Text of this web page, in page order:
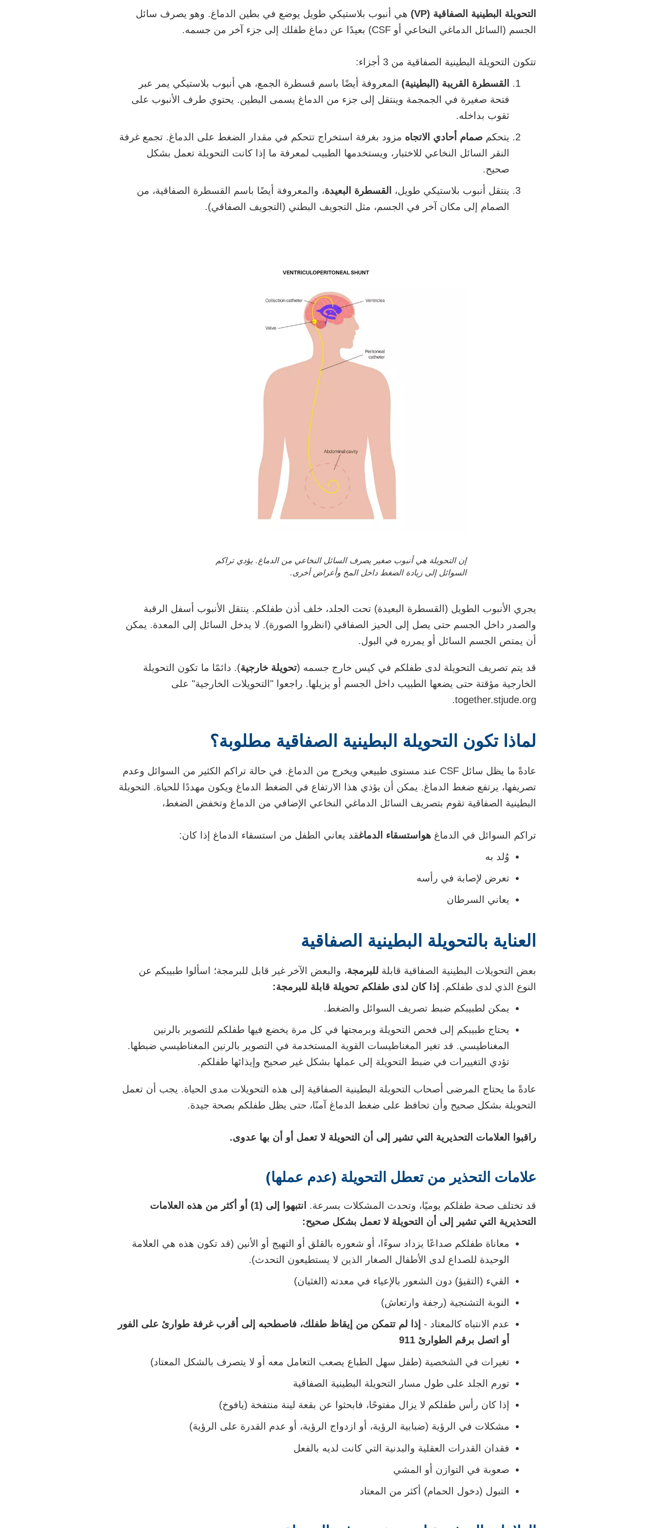
التحويلة البطينية الصفاقية (VP)
هي أنبوب بلاستيكي طويل يوضع في بطين الدماغ. وهو يصرف سائل
الجسم (السائل الدماغي النخاعي أو CSF) بعيدًا عن دماغ طفلك إلى جزء آخر من جسمه.
تتكون التحويلة البطينية الصفاقية من 3 أجزاء:
القسطرة القريبة (البطينية) المعروفة أيضًا باسم قسطرة الجمع، هي أنبوب بلاستيكي يمر عبر
فتحة صغيرة في الجمجمة وينتقل إلى جزء من الدماغ يسمى البطين. يحتوي طرف الأنبوب على
ثقوب بداخله.
يتحكم صمام أحادي الاتجاه مزود بغرفة استخراج تتحكم في مقدار الضغط على الدماغ. تجمع غرفة
النقر السائل النخاعي للاختبار، ويستخدمها الطبيب لمعرفة ما إذا كانت التحويلة تعمل بشكل
صحيح.
ينتقل أنبوب بلاستيكي طويل، القسطرة البعيدة، والمعروفة أيضًا باسم القسطرة الصفاقية، من
الصمام إلى مكان آخر في الجسم، مثل التجويف البطني (التجويف الصفاقي).
إن التحويلة هي أنبوب صغير يصرف السائل النخاعي من الدماغ. يؤدي تراكم
السوائل إلى زيادة الضغط داخل المخ وأعراض أخرى.
يجري الأنبوب الطويل (القسطرة البعيدة) تحت الجلد، خلف أذن طفلكم. ينتقل الأنبوب أسفل الرقبة
والصدر داخل الجسم حتى يصل إلى الحيز الصفاقي (انظروا الصورة). لا يدخل السائل إلى المعدة. يمكن
أن يمتص الجسم السائل أو يمرره في البول.
قد يتم تصريف التحويلة لدى طفلكم في كيس خارج جسمه (تحويلة خارجية). دائمًا ما تكون التحويلة
الخارجية مؤقتة حتى يضعها الطبيب داخل الجسم أو يزيلها. راجعوا "التحويلات الخارجية" على
together.stjude.org.
لماذا تكون التحويلة البطينية الصفاقية مطلوبة؟
عادةً ما يظل سائل CSF عند مستوى طبيعي ويخرج من الدماغ. في حالة تراكم الكثير من السوائل وعدم
تصريفها، يرتفع ضغط الدماغ. يمكن أن يؤذي هذا الارتفاع في الضغط الدماغ ويكون مهددًا للحياة. التحويلة
البطينية الصفاقية تقوم بتصريف السائل الدماغي النخاعي الإضافي من الدماغ وتخفض الضغط،
تراكم السوائل في الدماغ هو استسقاء الدماغقد يعاني الطفل من استسقاء الدماغ إذا كان:
وُلد به
تعرض لإصابة في رأسه
يعاني السرطان
العناية بالتحويلة البطينية الصفاقية
بعض التحويلات البطينية الصفاقية قابلة للبرمجة، والبعض الآخر غير قابل للبرمجة؛ اسألوا طبيبكم عن
النوع الذي لدى طفلكم. إذا كان لدى طفلكم تحويلة قابلة للبرمجة:
يمكن لطبيبكم ضبط تصريف السوائل والضغط.
يحتاج طبيبكم إلى فحص التحويلة وبرمجتها في كل مرة يخضع فيها طفلكم للتصوير بالرنين
المغناطيسي. قد تغير المغناطيسات القوية المستخدمة في التصوير بالرنين المغناطيسي ضبطها.
تؤدي التغييرات في ضبط التحويلة إلى عملها بشكل غير صحيح وإيذائها طفلكم.
عادةً ما يحتاج المرضى أصحاب التحويلة البطينية الصفاقية إلى هذه التحويلات مدى الحياة. يجب أن تعمل
التحويلة بشكل صحيح وأن تحافظ على ضغط الدماغ آمنًا، حتى يظل طفلكم بصحة جيدة.
راقبوا العلامات التحذيرية التي تشير إلى أن التحويلة لا تعمل أو أن بها عدوى.
علامات التحذير من تعطل التحويلة (عدم عملها)
قد تختلف صحة طفلكم يوميًا، وتحدث المشكلات بسرعة.
انتبهوا إلى (1) أو أكثر من هذه العلامات
التحذيرية التي تشير إلى أن التحويلة لا تعمل بشكل صحيح:
معاناة طفلكم صداعًا يزداد سوءًا، أو شعوره بالقلق أو التهيج أو الأنين (قد تكون هذه هي العلامة
الوحيدة للصداع لدى الأطفال الصغار الذين لا يستطيعون التحدث).
القيء (التقيؤ) دون الشعور بالإعياء في معدته (الغثيان)
النوبة التشنجية (رجفة وارتعاش)
عدم الانتباه كالمعتاد - إذا لم تتمكن من إيقاظ طفلك، فاصطحبه إلى أقرب غرفة طوارئ على الفور
أو اتصل برقم الطوارئ 911
تغيرات في الشخصية (طفل سهل الطباع يصعب التعامل معه أو لا يتصرف بالشكل المعتاد)
تورم الجلد على طول مسار التحويلة البطينية الصفاقية
إذا كان رأس طفلكم لا يزال مفتوحًا، فابحثوا عن بقعة لينة منتفخة (يافوخ)
مشكلات في الرؤية (ضبابية الرؤية، أو ازدواج الرؤية، أو عدم القدرة على الرؤية)
فقدان القدرات العقلية والبدنية التي كانت لديه بالفعل
صعوبة في التوازن أو المشي
التبول (دخول الحمام) أكثر من المعتاد